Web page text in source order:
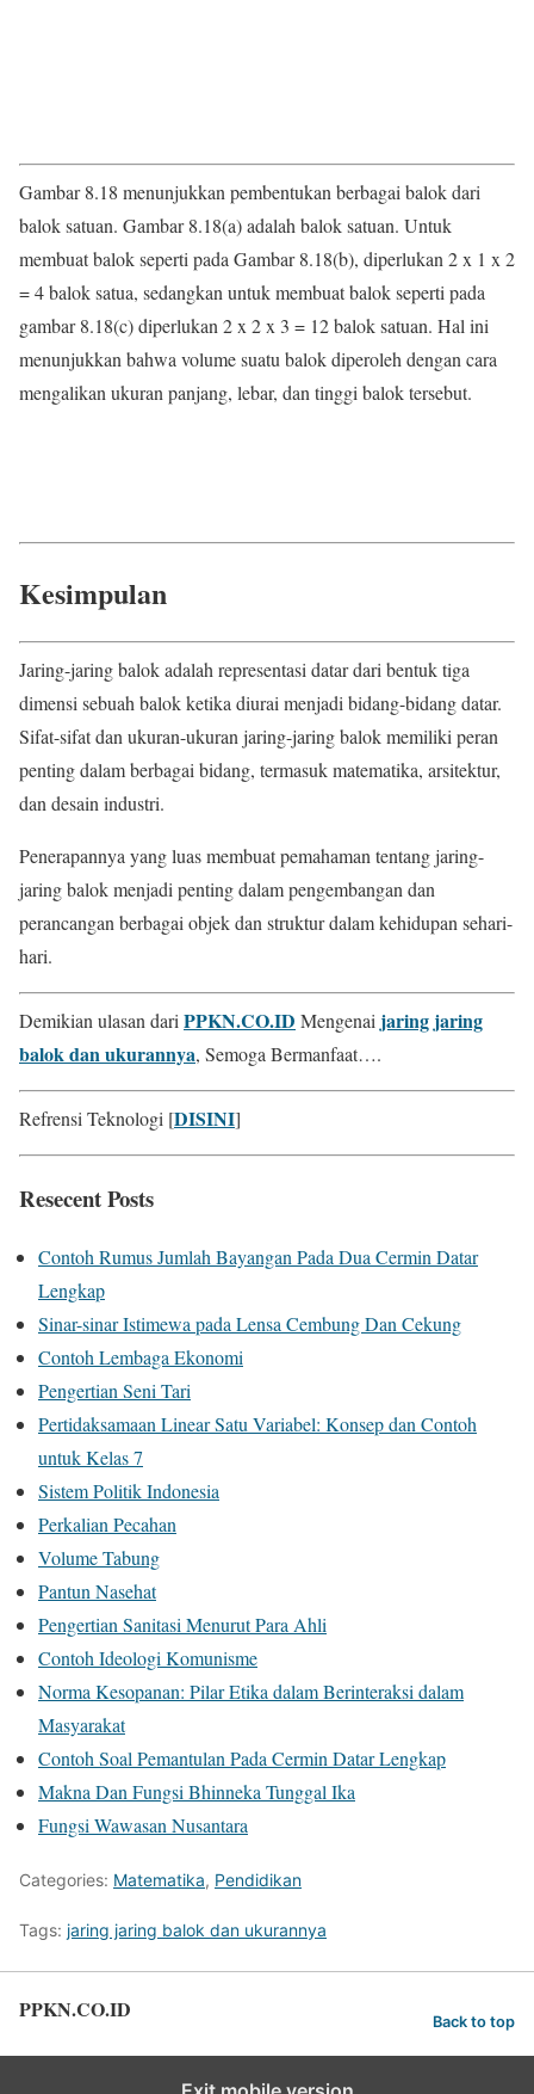
Gambar 8.18 menunjukkan pembentukan berbagai balok dari
balok satuan. Gambar 8.18(a) adalah balok satuan. Untuk
membuat balok seperti pada Gambar 8.18(b), diperlukan 2 x 1 x 2
= 4 balok satua, sedangkan untuk membuat balok seperti pada
gambar 8.18(c) diperlukan 2 x 2 x 3 = 12 balok satuan. Hal ini
menunjukkan bahwa volume suatu balok diperoleh dengan cara
mengalikan ukuran panjang, lebar, dan tinggi balok tersebut.
Kesimpulan
Jaring-jaring balok adalah representasi datar dari bentuk tiga
dimensi sebuah balok ketika diurai menjadi bidang-bidang datar.
Sifat-sifat dan ukuran-ukuran jaring-jaring balok memiliki peran
penting dalam berbagai bidang, termasuk matematika, arsitektur,
dan desain industri.
Penerapannya yang luas membuat pemahaman tentang jaring-
jaring balok menjadi penting dalam pengembangan dan
perancangan berbagai objek dan struktur dalam kehidupan sehari-
hari.
Demikian ulasan dariPPKN.CO.ID Mengenai jaring jaring
balok dan ukurannya, Semoga Bermanfaat….
Refrensi Teknologi [DISINI]
Resecent Posts
Contoh Rumus Jumlah Bayangan Pada Dua Cermin Datar
Lengkap
Sinar-sinar Istimewa pada Lensa Cembung Dan Cekung
Contoh Lembaga Ekonomi
Pengertian Seni Tari
Pertidaksamaan Linear Satu Variabel: Konsep dan Contoh
untuk Kelas 7
Sistem Politik Indonesia
Perkalian Pecahan
Volume Tabung
Pantun Nasehat
Pengertian Sanitasi Menurut Para Ahli
Contoh Ideologi Komunisme
Norma Kesopanan: Pilar Etika dalam Berinteraksi dalam
Masyarakat
Contoh Soal Pemantulan Pada Cermin Datar Lengkap
Makna Dan Fungsi Bhinneka Tunggal Ika
Fungsi Wawasan Nusantara
Categories: Matematika, Pendidikan
Tags: jaring jaring balok dan ukurannya
PPKN.CO.ID Back to top